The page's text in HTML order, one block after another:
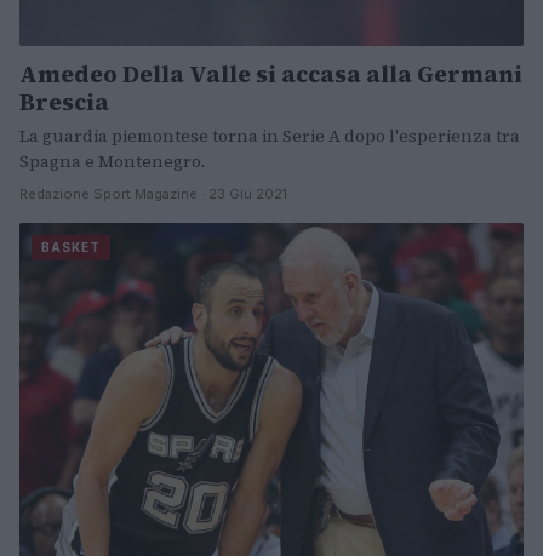
Amedeo Della Valle si accasa alla Germani
Brescia
La guardia piemontese torna in Serie A dopo l'esperienza tra
Spagna e Montenegro.
Redazione Sport Magazine · 23 Giu 2021
BASKET